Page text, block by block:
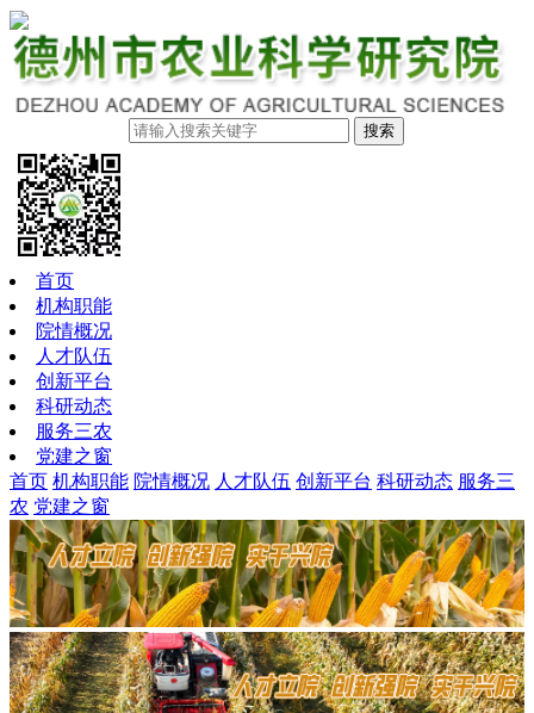
搜索
首页
机构职能
院情概况
人才队伍
创新平台
科研动态
服务三农
党建之窗
首页 机构职能 院情概况 人才队伍 创新平台 科研动态 服务三
农 党建之窗